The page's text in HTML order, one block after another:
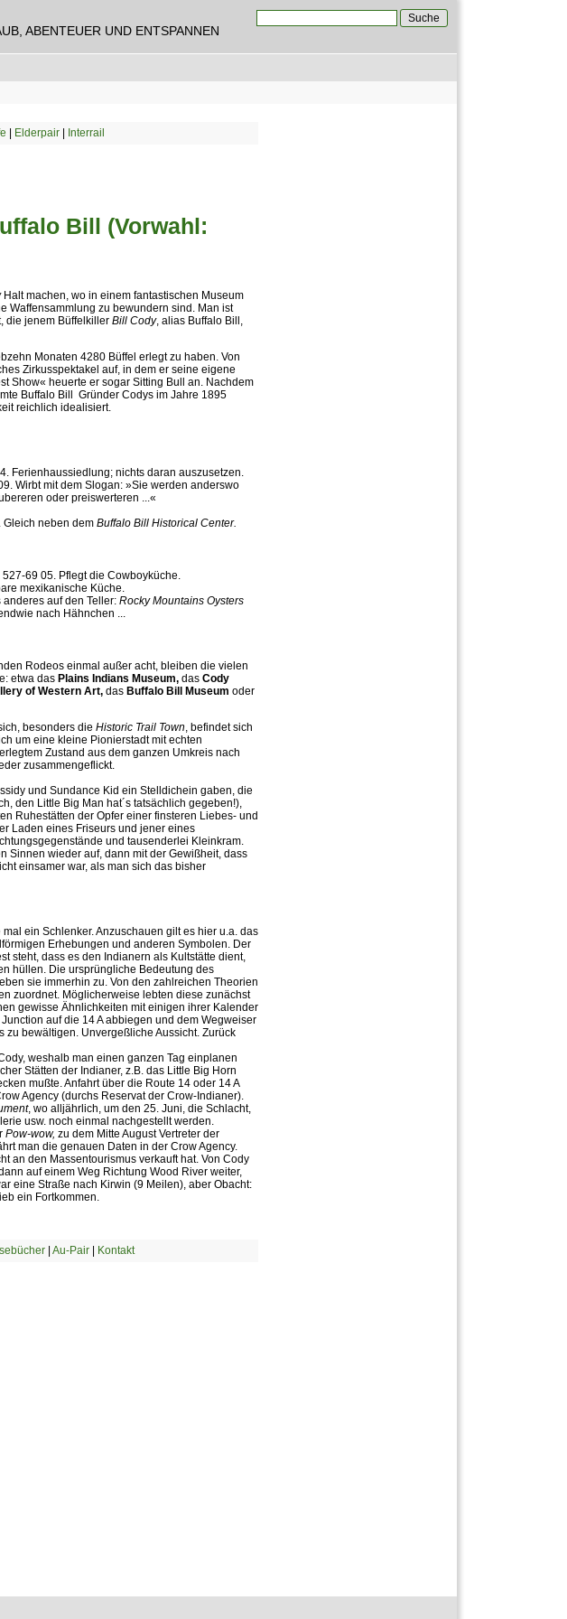
ABENTEUER UND ENTSPANNEN
Elderpair| Interrail
Bill (Vorwahl:
Halt machen, wo in einem fantastischen Museum
Waffensammlung zu bewundern sind. Man ist
die jenem Büffelkiller Bill Cody, alias Buffalo Bill,
Monaten 4280 Büffel erlegt zu haben. Von
Zirkusspektakel auf, in dem er seine eigene
Show« heuerte er sogar Sitting Bull an. Nachdem
Buffalo Bill  Gründer Codys im Jahre 1895 
reichlich idealisiert.
Ferienhaussiedlung; nichts daran auszusetzen.
Wirbt mit dem Slogan: »Sie werden anderswo
oder preiswerteren ...«
Gleich neben dem Buffalo Bill Historical Center.
527-69 05. Pflegt die Cowboyküche.
mexikanische Küche.
auf den Teller: Rocky Mountains Oysters
nach Hähnchen ...
Rodeos einmal außer acht, bleiben die vielen
etwa das Plains Indians Museum, das Cody
of Western Art, das Buffalo Bill Museum oder
besonders die Historic Trail Town, befindet sich
um eine kleine Pionierstadt mit echten
Zustand aus dem ganzen Umkreis nach
zusammengeflickt.
und Sundance Kid ein Stelldichein gaben, die
den Little Big Man hat´s tatsächlich gegeben!),
Ruhestätten der Opfer einer finsteren Liebes- und
Laden eines Friseurs und jener eines
und tausenderlei Kleinkram.
Sinnen wieder auf, dann mit der Gewißheit, dass
einsamer war, als man sich das bisher
ein Schlenker. Anzuschauen gilt es hier u.a. das
Erhebungen und anderen Symbolen. Der
steht, dass es den Indianern als Kultstätte dient,
hüllen. Die ursprüngliche Bedeutung des
sie immerhin zu. Von den zahlreichen Theorien
zuordnet. Möglicherweise lebten diese zunächst
gewisse Ähnlichkeiten mit einigen ihrer Kalender
auf die 14 A abbiegen und dem Wegweiser
zu bewältigen. Unvergeßliche Aussicht. Zurück
weshalb man einen ganzen Tag einplanen
Stätten der Indianer, z.B. das Little Big Horn
mußte. Anfahrt über die Route 14 oder 14 A
Agency (durchs Reservat der Crow-Indianer).
, wo alljährlich, um den 25. Juni, die Schlacht,
usw. noch einmal nachgestellt werden.
Pow-wow, zu dem Mitte August Vertreter der
man die genauen Daten in der Crow Agency.
an den Massentourismus verkauft hat. Von Cody
auf einem Weg Richtung Wood River weiter,
eine Straße nach Kirwin (9 Meilen), aber Obacht:
ein Fortkommen.
| Au-Pair| Kontakt